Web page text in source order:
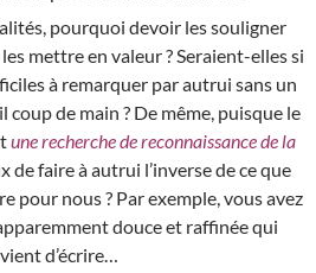
pourquoi devoir les souligner
mettre en valeur ? Seraient-elles si
à remarquer par autrui sans un
coup de main ? De même, puisque le
une recherche de reconnaissance de la
de faire à autrui l’inverse de ce que
pour nous ? Par exemple, vous avez
douce et raffinée qui
d’écrire…